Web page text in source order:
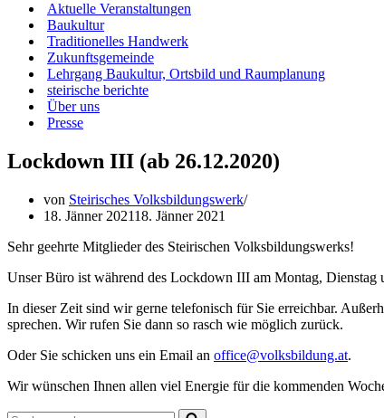
Aktuelle Veranstaltungen
Baukultur
Traditionelles Handwerk
Zukunftsgemeinde
Lehrgang Baukultur, Ortsbild und Raumplanung
steirische berichte
Über uns
Presse
Lockdown III (ab 26.12.2020)
von Steirisches Volksbildungswerk
18. Jänner 202118. Jänner 2021
Sehr geehrte Mitglieder des Steirischen Volksbildungswerks!
Unser Büro ist während des Lockdown III am Montag, Dienstag
In dieser Zeit sind wir gerne telefonisch für Sie erreichbar.
sprechen. Wir rufen Sie dann so rasch wie möglich zurück.
Oder Sie schicken uns ein Email an office@volksbildung.at.
Wir wünschen Ihnen allen viel Energie für die kommenden